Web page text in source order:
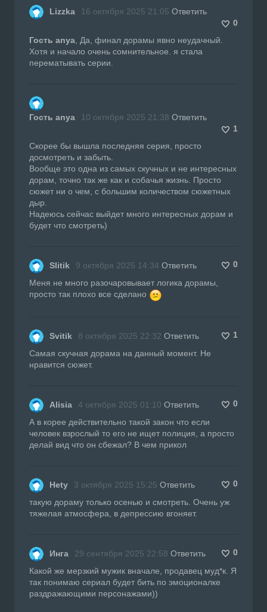
Lizzka 16 октября 2025 21:05 Ответить
0
Гость anya , Да, финал дорамы явно неудачный.
Хотя и начало очень сомнительное. я стала
перематывать серии.
Гость anya 10 октября 2025 21:38 Ответить
1
Скорее бы вышла последняя серия, просто
досмотреть и забыть.
Вообще это одна из самых скучных и не интересных
дорам, точно так же как и собачья жизнь. Просто
сюжет ни о чем, с большим количеством сюжетных
дыр.
Надеюсь сейчас выйдет много интересных дорам и
будет что смотреть)
Slitik 9 октября 2025 14:34 Ответить
0
Меня не много разочаровывает логика дорамы,
просто так плохо все сделано
Svitik 8 октября 2025 22:32 Ответить
1
Самая скучная дорама на данный момент. Не
нравится сюжет.
Alisia 4 октября 2025 01:10 Ответить
0
А в корее действительно такой закон что если
человек взрослый то его не ищет полиция, а просто
делай вид что он сбежал? В чем прикол
Hety 3 октября 2025 15:25 Ответить
0
такую дораму только осенью и смотреть. Очень уж
тяжелая атмосфера, в депрессию вгоняет.
Инга 29 сентября 2025 22:58 Ответить
0
Какой же мерзкий мужик вначале, продавец муд*к. Я
так понимаю сериал будет бить по эмоционалке
раздражающими персонажами))